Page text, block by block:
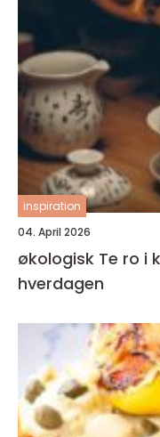
inspiration
04. April 2026
økologisk Te ro i koppen og omtanke i
hverdagen